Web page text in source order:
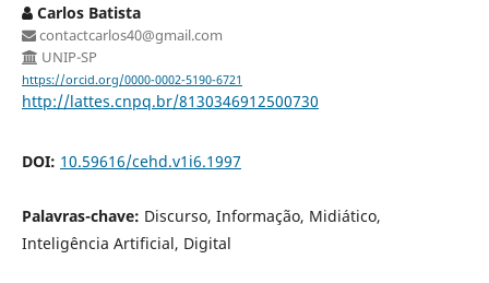
Carlos Batista
contactcarlos40@gmail.com
UNIP-SP
https://orcid.org/0000-0002-5190-6721
http://lattes.cnpq.br/8130346912500730
DOI: 10.59616/cehd.v1i6.1997
Palavras-chave: Discurso, Informação, Midiático,
Inteligência Artificial, Digital